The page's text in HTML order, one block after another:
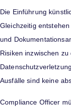
Die Einführung
Gleichzeitig
und
Risiken inzwischen
Ausfälle sind keine
Compliance Officer